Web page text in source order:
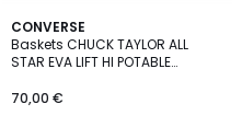
CONVERSE
Baskets CHUCK TAYLOR ALL
STAR EVA LIFT HI POTABLE
70,00 €